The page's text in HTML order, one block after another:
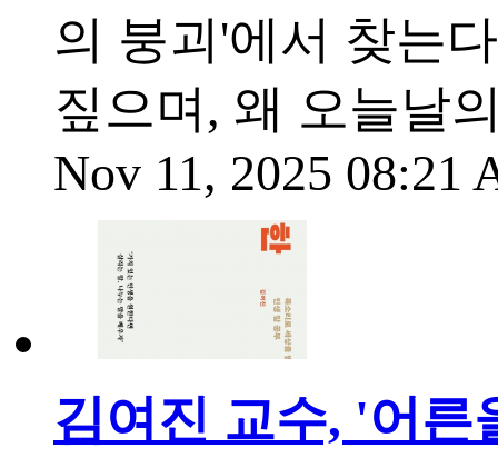
의 붕괴'에서 찾는
짚으며, 왜 오늘날
Nov 11, 2025 08:21
김여진 교수, '어른